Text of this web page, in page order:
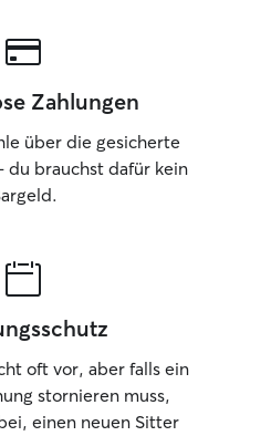
Zahlungen
über die gesicherte
du brauchst dafür kein
oft vor, aber falls ein
stornieren muss,
einen neuen Sitter